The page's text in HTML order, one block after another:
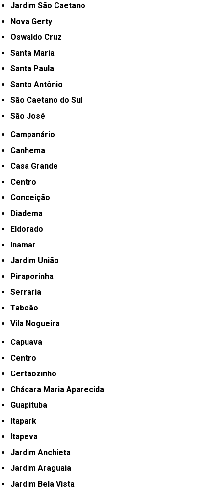
Jardim São Caetano
Nova Gerty
Oswaldo Cruz
Santa Maria
Santa Paula
Santo Antônio
São Caetano do Sul
São José
Campanário
Canhema
Casa Grande
Centro
Conceição
Diadema
Eldorado
Inamar
Jardim União
Piraporinha
Serraria
Taboão
Vila Nogueira
Capuava
Centro
Certãozinho
Chácara Maria Aparecida
Guapituba
Itapark
Itapeva
Jardim Anchieta
Jardim Araguaia
Jardim Bela Vista